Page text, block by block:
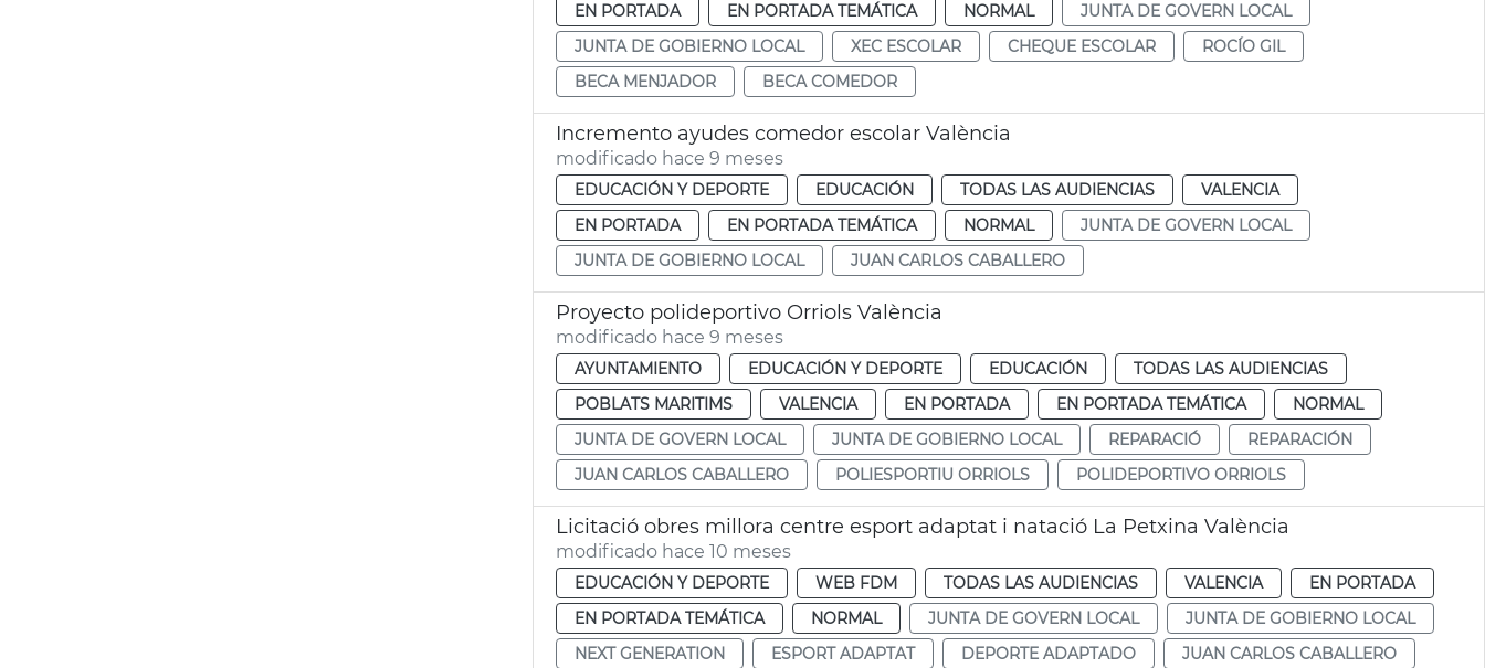
EN PORTADA
EN PORTADA TEMÁTICA NORMAL
JUNTA DE GOVERN LOCAL
JUNTA DE GOBIERNO LOCAL
XEC ESCOLAR CHEQUE ESCOLAR
ROCÍO GIL
BECA MENJADOR
BECA COMEDOR
Incremento ayudes comedor escolar València
modificado hace 9 meses
EDUCACIÓN Y DEPORTE EDUCACIÓN TODAS LAS AUDIENCIAS
VALENCIA
EN PORTADA
EN PORTADA TEMÁTICA NORMAL
JUNTA DE GOVERN LOCAL
JUNTA DE GOBIERNO LOCAL
JUAN CARLOS CABALLERO
Proyecto polideportivo Orriols València
modificado hace 9 meses
AYUNTAMIENTO EDUCACIÓN Y DEPORTE EDUCACIÓN
TODAS LAS AUDIENCIAS
POBLATS MARITIMS
VALENCIA EN PORTADA EN PORTADA TEMÁTICA
NORMAL
JUNTA DE GOVERN LOCAL
JUNTA DE GOBIERNO LOCAL REPARACIÓ
REPARACIÓN
JUAN CARLOS CABALLERO
POLIESPORTIU ORRIOLS POLIDEPORTIVO ORRIOLS
Licitació obres millora centre esport adaptat i natació La Petxina València
modificado hace 10 meses
EDUCACIÓN Y DEPORTE WEB FDM TODAS LAS AUDIENCIAS VALENCIA
EN PORTADA
EN PORTADA TEMÁTICA
NORMAL JUNTA DE GOVERN LOCAL
JUNTA DE GOBIERNO LOCAL
NEXT GENERATION
ESPORT ADAPTAT DEPORTE ADAPTADO JUAN CARLOS CABALLERO